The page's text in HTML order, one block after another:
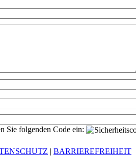
Sie folgenden Code ein:
| BARRIEREFREIHEIT